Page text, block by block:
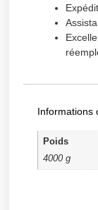
Informations
Poids
4000 g